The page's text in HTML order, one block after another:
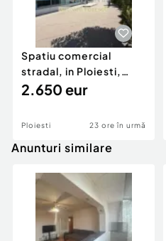
Spatiu comercial
stradal, in Ploiesti,
zona Malu Rosu.
2.650 eur
Ploiesti 23 ore în urmă
Anunturi similare